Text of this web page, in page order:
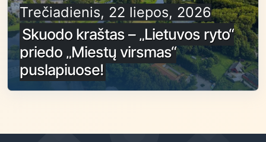
Trečiadienis, 22 liepos, 2026
Skuodo kraštas – „Lietuvos ryto“
priedo „Miestų virsmas“
puslapiuose!